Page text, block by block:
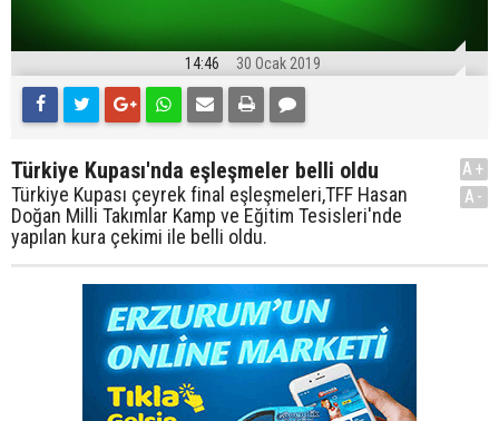
14:46 30 Ocak 2019
Türkiye Kupası'nda eşleşmeler belli oldu
Türkiye Kupası çeyrek final eşleşmeleri,TFF Hasan
Doğan Milli Takımlar Kamp ve Eğitim Tesisleri'nde
yapılan kura çekimi ile belli oldu.
A+
A-